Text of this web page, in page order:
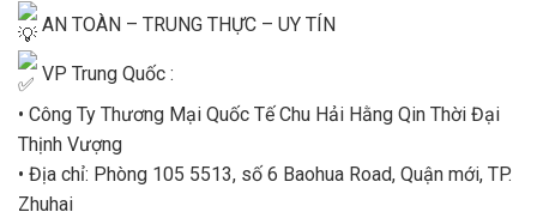
AN TOÀN – TRUNG THỰC – UY TÍN
VP Trung Quốc :
• Công Ty Thương Mại Quốc Tế Chu Hải Hằng Qin Thời Đại
Thịnh Vượng
• Địa chỉ: Phòng 105 5513, số 6 Baohua Road, Quận mới, TP.
Zhuhai